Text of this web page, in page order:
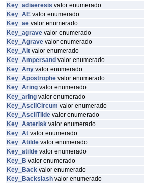
Key_adiaeresis valor enumerado
Key_AE valor enumerado
Key_ae valor enumerado
Key_agrave valor enumerado
Key_Agrave valor enumerado
Key_Alt valor enumerado
Key_Ampersand valor enumerado
Key_Any valor enumerado
Key_Apostrophe valor enumerado
Key_Aring valor enumerado
Key_aring valor enumerado
Key_AsciiCircum valor enumerado
Key_AsciiTilde valor enumerado
Key_Asterisk valor enumerado
Key_At valor enumerado
Key_Atilde valor enumerado
Key_atilde valor enumerado
Key_B valor enumerado
Key_Back valor enumerado
Key_Backslash valor enumerado